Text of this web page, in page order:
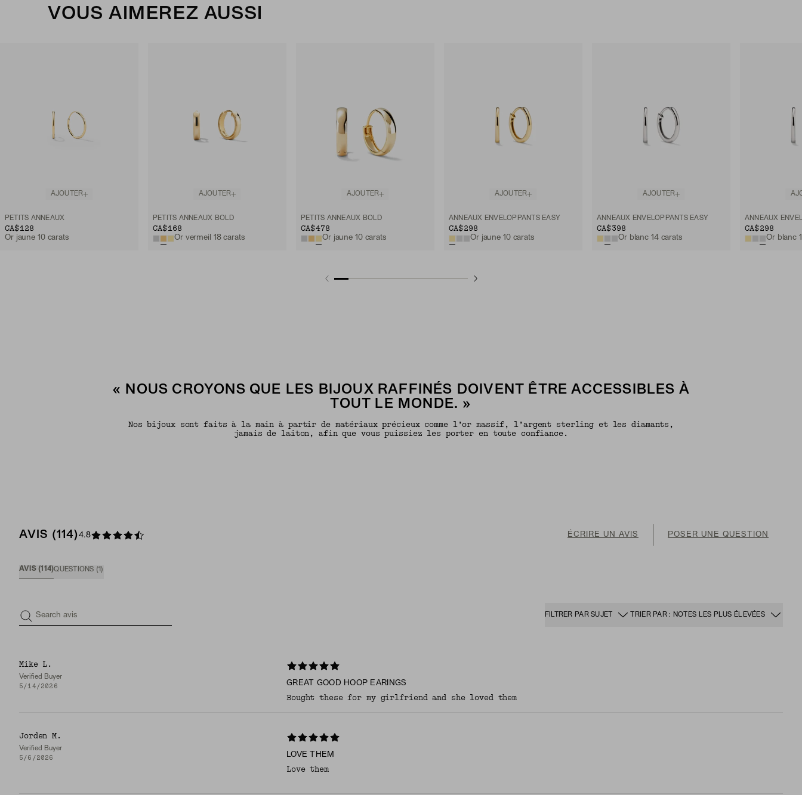
VOUS AIMEREZ AUSSI
AJOUTER
PETITS ANNEAUX
CA$128
Or jaune 10 carats
AJOUTER
PETITS ANNEAUX BOLD
CA$168
Or vermeil 18 carats
AJOUTER
PETITS ANNEAUX BOLD
CA$478
Or jaune 10 carats
AJOUTER
ANNEAUX ENVELOPPANTS EASY
CA$298
Or jaune 10 carats
AJOUTER
ANNEAUX ENVELOPPANTS EASY
CA$398
Or blanc 14 carats
ANNEAUX
CA$298
Or blanc
« NOUS CROYONS QUE LES BIJOUX RAFFINÉS DOIVENT ÊTRE ACCESSIBLES À
TOUT LE MONDE. »
Nos bijoux sont faits à la main à partir de matériaux précieux comme l’or massif, l’argent sterling et les diamants,
jamais de laiton, afin que vous puissiez les porter en toute confiance.
AVIS (114)4.8 ÉCRIRE UN AVIS POSER UNE QUESTION
AVIS (114)QUESTIONS (1 )
Search avis FILTRER PAR SUJET TRIER PAR : NOTES LES PLUS ÉLEVÉES
Mike L.
Verified Buyer
5/14/2026 GREAT GOOD HOOP EARINGS
Bought these for my girlfriend and she loved them
Jorden M.
Verified Buyer
5/6/2026 LOVE THEM
Love them